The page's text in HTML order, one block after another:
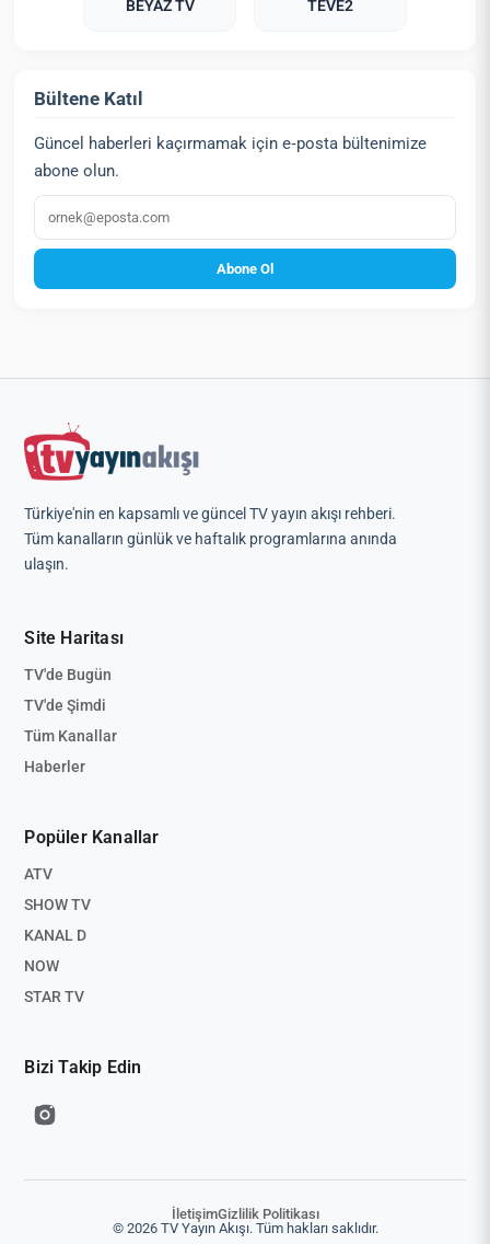
BEYAZ TV TEVE2
Bültene Katıl
Güncel haberleri kaçırmamak için e‑posta bültenimize
abone olun.
E‑posta
Abone Ol
Türkiye'nin en kapsamlı ve güncel TV yayın akışı rehberi.
Tüm kanalların günlük ve haftalık programlarına anında
ulaşın.
Site Haritası
TV'de Bugün
TV'de Şimdi
Tüm Kanallar
Haberler
Popüler Kanallar
ATV
SHOW TV
KANAL D
NOW
STAR TV
Bizi Takip Edin
© 2026 TV Yayın Akışı. Tüm hakları saklıdır.
İletişimGizlilik Politikası